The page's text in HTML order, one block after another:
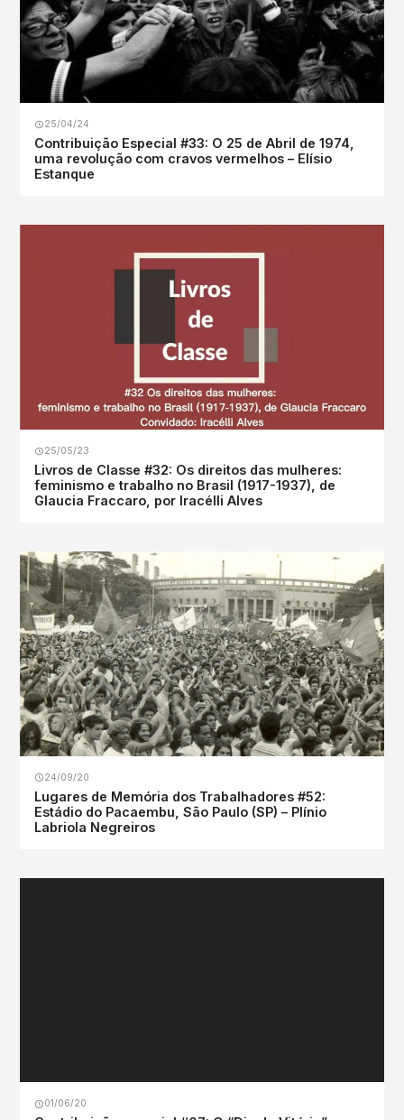
25/04/24
Contribuição Especial #33: O 25 de Abril de 1974,
uma revolução com cravos vermelhos – Elísio
Estanque
25/05/23
Livros de Classe #32: Os direitos das mulheres:
feminismo e trabalho no Brasil (1917-1937), de
Glaucia Fraccaro, por Iracélli Alves
24/09/20
Lugares de Memória dos Trabalhadores #52:
Estádio do Pacaembu, São Paulo (SP) – Plínio
Labriola Negreiros
01/06/20